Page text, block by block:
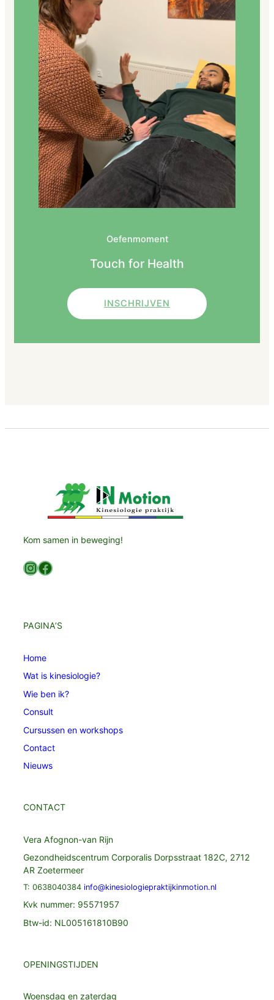
Oefenmoment
Touch for Health
INSCHRIJVEN
Kom samen in beweging!
InstagramFacebook
PAGINA’S
Home
Wat is kinesiologie?
Wie ben ik?
Consult
Cursussen en workshops
Contact
Nieuws
CONTACT
Vera Afognon-van Rijn
Gezondheidscentrum Corporalis Dorpsstraat 182C, 2712
AR Zoetermeer
T: 0638040384 info@kinesiologiepraktijkinmotion.nl
Kvk nummer: 95571957
Btw-id: NL005161810B90
OPENINGSTIJDEN
Woensdag en zaterdag